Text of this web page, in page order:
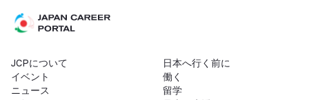
JCPについて
イベント
ニュース
日本へ行く前に
働く
留学